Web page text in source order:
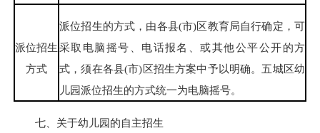
派位招生
方式
派位招生的方式，由各县(市)区教育局自行确定，可
采取电脑摇号、电话报名、或其他公平公开的方
式，须在各县(市)区招生方案中予以明确。五城区幼
儿园派位招生的方式统一为电脑摇号。
七、关于幼儿园的自主招生